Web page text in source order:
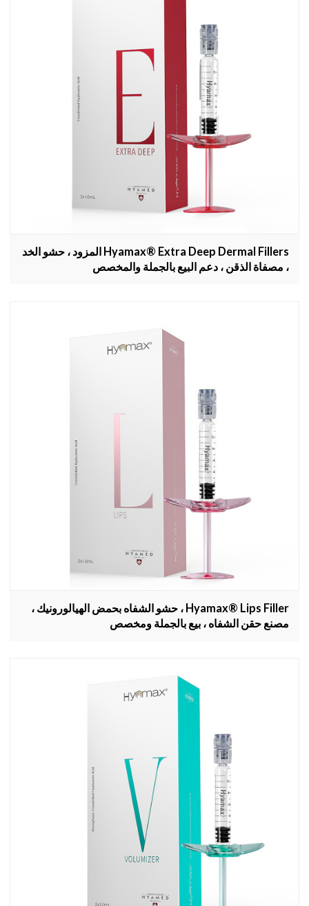
Hyamax® Extra Deep Dermal Fillers المزود ، حشو الخد
، مصفاة الذقن ، دعم البيع بالجملة والمخصص
Hyamax® Lips Filler ، حشو الشفاه بحمض الهيالورونيك ،
مصنع حقن الشفاه ، بيع بالجملة ومخصص